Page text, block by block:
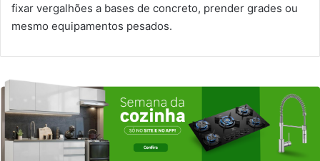
fixar vergalhões a bases de concreto, prender grades ou
mesmo equipamentos pesados.